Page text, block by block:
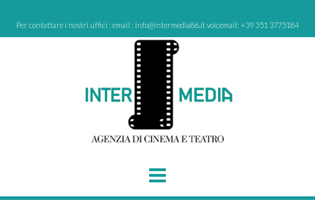
content
Per contattare i nostri uffici : email : info@intermedia86.it voicemail: +39 351 3775184